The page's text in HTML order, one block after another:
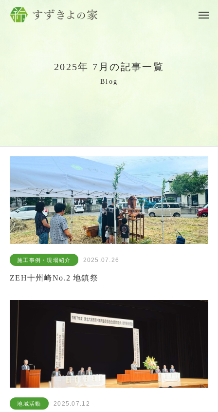
2025年 7 月の記事一 覧
Bl og
施工事例・現場紹介 2025.07.26
ZEH十州崎No.2 地鎮祭
地域活動 2025.07.12